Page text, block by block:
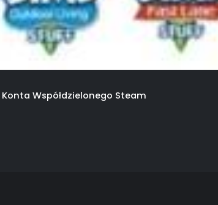
Współdzielonego Steam